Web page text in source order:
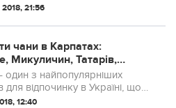
літературу. Або
сьогодні добірку 10 украї...
21:56
чани в Карпатах:
Микуличин, Татарів,
Яремче
один з найпопулярніших
для відпочинку в Україні, що
а однією з
12:40